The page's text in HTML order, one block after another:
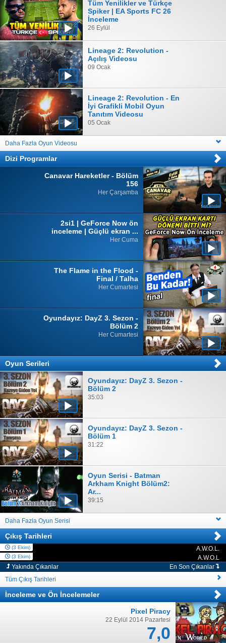
Tüm Yenilikler ve Türkçe
Spiker | EA Sports FC 26
İnceleme
26 Eylül
Lineage 2: Revolution -
Açılış Videosu
09 Ocak
Lineage 2: Revolution - En
İyi Grafikli Mobil Oyun
Tanıtım Videosu
05 Ocak
Daha Fazla Oyun Videosu
Dizi Programlar
Canavar Hareketler - Bölüm
156
Her Çarşamba
2si1 | GeForce Now ön
inceleme | Güçlü ekran ...
Her Cuma
The Flame in the Flood -
Final / Talha
Her Cumartesi
Oyundayız: DayZ 3. Sezon -
Bölüm 2
Her Cumartesi
Oyun Serileri
Oyundayız: DayZ 3. Sezon -
Bölüm 2
35:03
Oyundayız: DayZ 3. Sezon -
Bölüm 1
31:22
Oyun Serisi - Batman
Arkham Knight Bölüm2:
Ar...
39:15
Daha Fazla Oyun Serisi
Çıkış Tarihleri
(3 Ekim)
PC A.W.O.L.
(3 Ekim)
PC
A.W.O.L
Yakında Çıkanlar
En Son Çıkanlar
Tüm Çıkış Tarihleri
İnceleme ve Ön İncelemeler
Pixel Piracy
22 Eylül 2014 Pazartesi
7,0